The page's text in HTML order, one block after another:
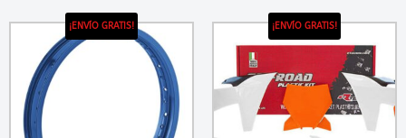
¡ENVÍO GRATIS! ¡ENVÍO GRATIS!